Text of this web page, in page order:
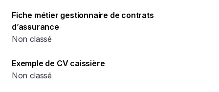
Fiche métier gestionnaire de contrats
d’assurance
Non classé
Exemple de CV caissière
Non classé